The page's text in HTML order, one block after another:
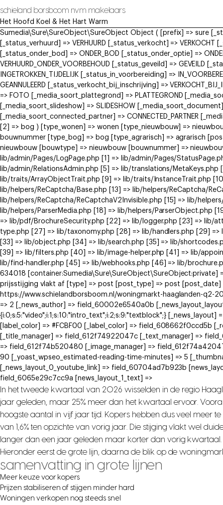
schieland borsboom nvm makelaars
Het Hoofd Koel & Het Hart Warm
Sumedia\Sure\SureObject\SureObject Object ( [prefix] => sure
[_status_verhuurd] => VERHUURD [_status_verkocht] =>
[_status_onder_bod] => ONDER_BOD [_status_onder_optie] =>
VERHUURD_ONDER_VOORBEHOUD [_status_geveild] => GEVEILD
INGETROKKEN_TIJDELIJK [_status_in_voorbereiding] =>
GEANNULEERD [_status_verkocht_bij_inschrijving] =>
=> FOTO [_media_soort_plattegrond] => PLATTEGROND
[_media_soort_slideshow] => SLIDESHOW
[_media_soort_connected_partner] => CONNECTED_PARTNER
[2] => bog ) [type_wonen] => wonen [type_nieuwbouw] =>
bouwnummer [type_bog] => bog [type_agrarisch] => agrarisch
nieuwbouw [bouwtype] => nieuwbouw [bouwnummer] =>
lib/admin/Pages/LogPage.php [1] => lib/admin/Pages/
lib/admin/RelationsAdmin.php [5] => lib/translations/
lib/traits/ArrayObjectTrait.php [9] => lib/traits/InstanceTrait.php
lib/helpers/ReCaptcha/Base.php [13] => lib/helpers/ReCaptcha/
lib/helpers/ReCaptcha/ReCaptchaV2Invisible.php [15] => lib/
lib/helpers/ParserMedia.php [18] => lib/helpers/ParserObject.php
=> lib/pdf/BrochureSecurity.php [22] => lib/logger.php [23] => lib/
type.php [27] => lib/taxonomy.php [28] => lib/handlers.php [29]
[33] => lib/object.php [34] => lib/search.php [35] => lib/
[39] => lib/filters.php [40] => lib/image-helper.php [41] => lib/
lib/find-handler.php [45] => lib/webhooks.php [46] => lib/
634018 [container:Sumedia\Sure\SureObject\SureObject:private]
prijsstijging vlakt af [type] => post [post_type] => post [post_date]
https://www.schielandborsboom.nl/woningmarkt-haaglanden-q2-
=> 2 [_news_author] => field_60002e6540a0b
{i:0;s:5:"video";i:1;s:10:"intro_text";i:2;s:9:"textblock";}
[label_color] => #FCBF00 [_label_color] => field_608662f0ccd5b
[_title_manager] => field_612f74922047c [_text_manager] =>
=> field_612f74b520480 [_image_manager] =>
90 [_yoast_wpseo_estimated-reading-time-minutes] => 5
[_news_layout_0_youtube_link] => field_60704ad7b923b
field_6065e29c7cc9a [news_layout_1_text] =>
In het tweede kwartaal van 2026 wisselden in de regio
jaar geleden, maar 25% meer dan het kwartaal ervoor.
hoogste aantal in vijf jaar tijd. Kopers hebben dus veel meer
van 1,6% ten opzichte van vorig jaar. Die stijging vlakt wel
langer dan een jaar geleden maar korter dan vorig kwartaal.
Hieronder eerst de grote lijn, daarna de blik op de
samenvatting in grote lijnen
Meer keuze voor kopers
Prijzen stabiliseren of stijgen minder hard
Woningen verkopen nog steeds snel